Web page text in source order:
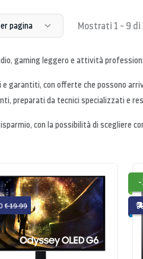
pagina Mostrati 1 - 9
gaming leggero e attività
garantiti, con offerte che possono
preparati da tecnici specializzati e
con la possibilità di scegliere
€ 19.99